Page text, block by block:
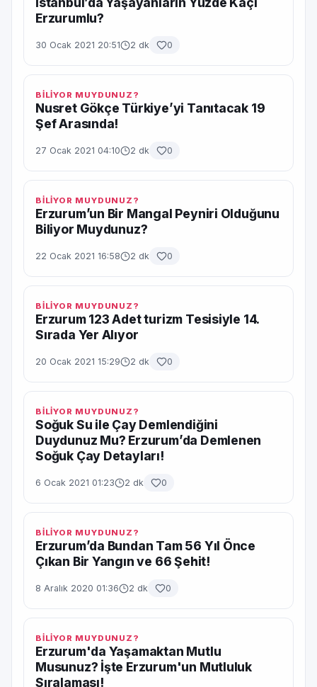
Erzurumlu?
30 Ocak 2021 20:51 2 dk 0
BİLİYOR MUYDUNUZ?
Nusret Gökçe Türkiye’yi Tanıtacak 19
Şef Arasında!
27 Ocak 2021 04:10 2 dk 0
BİLİYOR MUYDUNUZ?
Erzurum’un Bir Mangal Peyniri Olduğunu
Biliyor Muydunuz?
22 Ocak 2021 16:58 2 dk 0
BİLİYOR MUYDUNUZ?
Erzurum 123 Adet turizm Tesisiyle 14.
Sırada Yer Alıyor
20 Ocak 2021 15:29 2 dk 0
BİLİYOR MUYDUNUZ?
Soğuk Su ile Çay Demlendiğini
Duydunuz Mu? Erzurum’da Demlenen
Soğuk Çay Detayları!
6 Ocak 2021 01:23 2 dk 0
BİLİYOR MUYDUNUZ?
Erzurum’da Bundan Tam 56 Yıl Önce
Çıkan Bir Yangın ve 66 Şehit!
8 Aralık 2020 01:36 2 dk 0
BİLİYOR MUYDUNUZ?
Erzurum'da Yaşamaktan Mutlu
Musunuz? İşte Erzurum'un Mutluluk
Sıralaması!